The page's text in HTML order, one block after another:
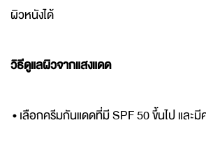
ผิวหนังได้
วิธีดูแลผิวจากแสงแดด
• เลือกครีมกันแดดที่มี SPF 50 ขึ้นไป และ